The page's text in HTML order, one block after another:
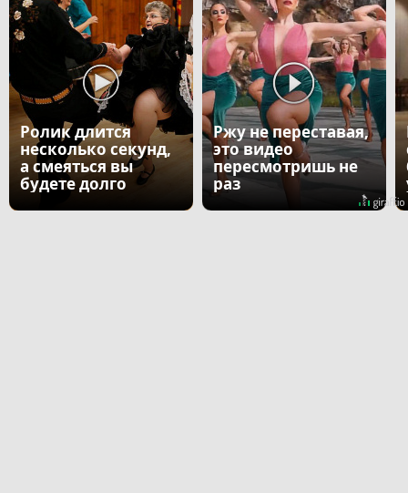
Ролик длится
несколько секунд,
а смеяться вы
будете долго
Ржу не переставая,
это видео
пересмотришь не
раз